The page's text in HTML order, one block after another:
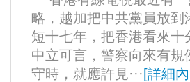
略，越加把中共黨員放
短十七年，把香港看來
中立可言，警察向來有
守時，就應許見··· [詳細